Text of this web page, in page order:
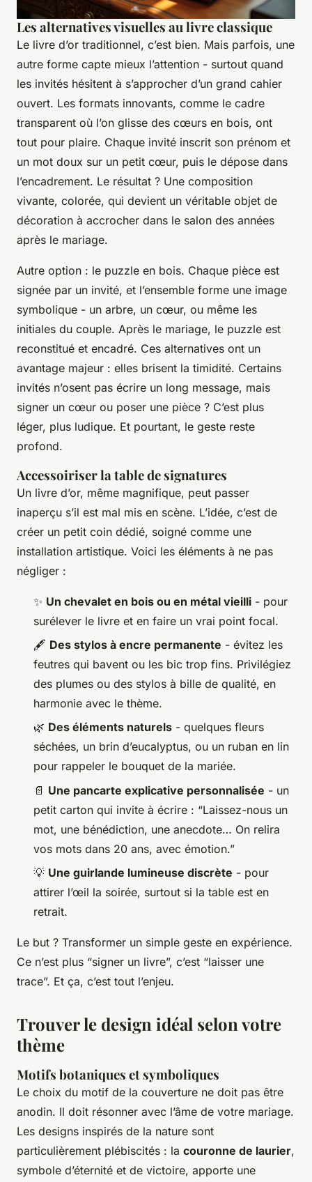
Les alternatives visuelles au livre classique
Le livre d’or traditionnel, c’est bien. Mais parfois, une
autre forme capte mieux l’attention - surtout quand
les invités hésitent à s’approcher d’un grand cahier
ouvert. Les formats innovants, comme le cadre
transparent où l’on glisse des cœurs en bois, ont
tout pour plaire. Chaque invité inscrit son prénom et
un mot doux sur un petit cœur, puis le dépose dans
l’encadrement. Le résultat ? Une composition
vivante, colorée, qui devient un véritable objet de
décoration à accrocher dans le salon des années
après le mariage.
Autre option : le puzzle en bois. Chaque pièce est
signée par un invité, et l’ensemble forme une image
symbolique - un arbre, un cœur, ou même les
initiales du couple. Après le mariage, le puzzle est
reconstitué et encadré. Ces alternatives ont un
avantage majeur : elles brisent la timidité. Certains
invités n’osent pas écrire un long message, mais
signer un cœur ou poser une pièce ? C’est plus
léger, plus ludique. Et pourtant, le geste reste
profond.
Accessoiriser la table de signatures
Un livre d’or, même magnifique, peut passer
inaperçu s’il est mal mis en scène. L’idée, c’est de
créer un petit coin dédié, soigné comme une
installation artistique. Voici les éléments à ne pas
négliger :
✨ Un chevalet en bois ou en métal vieilli - pour
surélever le livre et en faire un vrai point focal.
🖋️ Des stylos à encre permanente - évitez les
feutres qui bavent ou les bic trop fins. Privilégiez
des plumes ou des stylos à bille de qualité, en
harmonie avec le thème.
🌿 Des éléments naturels - quelques fleurs
séchées, un brin d’eucalyptus, ou un ruban en lin
pour rappeler le bouquet de la mariée.
📄 Une pancarte explicative personnalisée - un
petit carton qui invite à écrire : “Laissez-nous un
mot, une bénédiction, une anecdote… On relira
vos mots dans 20 ans, avec émotion.”
💡 Une guirlande lumineuse discrète - pour
attirer l’œil la soirée, surtout si la table est en
retrait.
Le but ? Transformer un simple geste en expérience.
Ce n’est plus “signer un livre”, c’est “laisser une
trace”. Et ça, c’est tout l’enjeu.
Trouver le design idéal selon votre
thème
Motifs botaniques et symboliques
Le choix du motif de la couverture ne doit pas être
anodin. Il doit résonner avec l’âme de votre mariage.
Les designs inspirés de la nature sont
particulièrement plébiscités : la couronne de laurier,
symbole d’éternité et de victoire, apporte une